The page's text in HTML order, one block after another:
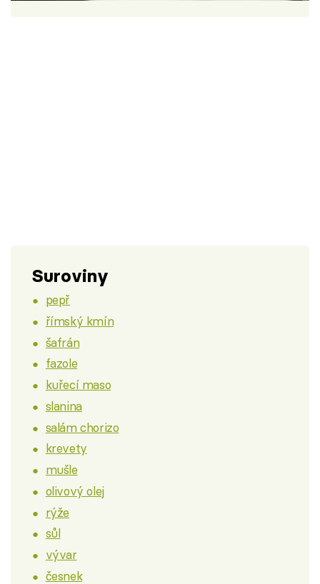
Suroviny
pepř
římský kmín
šafrán
fazole
kuřecí maso
slanina
salám chorizo
krevety
mušle
olivový olej
rýže
sůl
vývar
česnek